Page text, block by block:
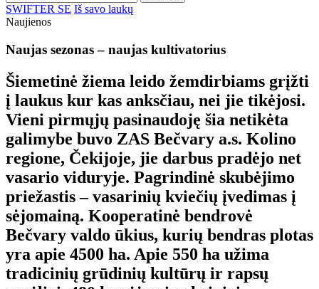
SWIFTER SE Iš savo laukų
Naujienos
Naujas sezonas – naujas kultivatorius
Šiemetinė žiema leido žemdirbiams grįžti
į laukus kur kas anksčiau, nei jie tikėjosi.
Vieni pirmųjų pasinaudoję šia netikėta
galimybe buvo ZAS Bečvary a.s. Kolino
regione, Čekijoje, jie darbus pradėjo net
vasario viduryje. Pagrindinė skubėjimo
priežastis – vasarinių kviečių įvedimas į
sėjomainą. Kooperatinė bendrovė
Bečvary valdo ūkius, kurių bendras plotas
yra apie 4500 ha. Apie 550 ha užima
tradicinių grūdinių kultūrų ir rapsų